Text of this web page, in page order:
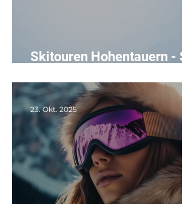
Skitouren Hohentauern - So.
23. Okt. 2025